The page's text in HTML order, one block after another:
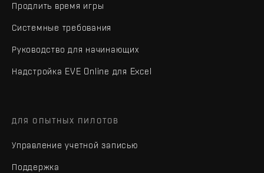
Продлить время игры
Системные требования
Руководство для начинающих
Надстройка EVE Online для Excel
ДЛЯ ОПЫТНЫХ ПИЛОТОВ
Управление учетной записью
Поддержка